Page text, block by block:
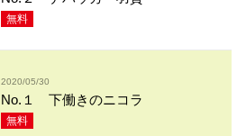
無料
2020/05/30
No.１ 下働きのニコラ
無料